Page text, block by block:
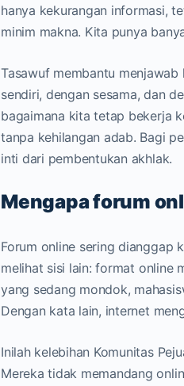
hanya kekurangan informasi,
minim makna. Kita punya
Tasawuf membantu
sendiri, dengan sesama, dan
bagaimana kita tetap bekerja
tanpa kehilangan adab. Bagi
inti dari pembentukan akhlak.
Mengapa forum
Forum online sering dianggap
melihat sisi lain: format online
yang sedang mondok,
Dengan kata lain, internet
Inilah kelebihan Komunitas
Mereka tidak memandang